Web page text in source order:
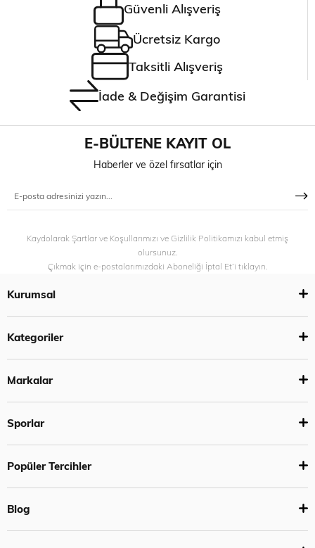
Güvenli Alışveriş
Ücretsiz Kargo
Taksitli Alışveriş
İade & Değişim Garantisi
E-BÜLTENE KAYIT OL
Haberler ve özel fırsatlar için
Kaydolarak Şartlar ve Koşullarımızı ve Gizlilik Politikamızı kabul etmiş
olursunuz.
Çıkmak için e-postalarımızdaki Aboneliği İptal Et’i tıklayın.
Kurumsal
Kategoriler
Markalar
Sporlar
Popüler Tercihler
Blog